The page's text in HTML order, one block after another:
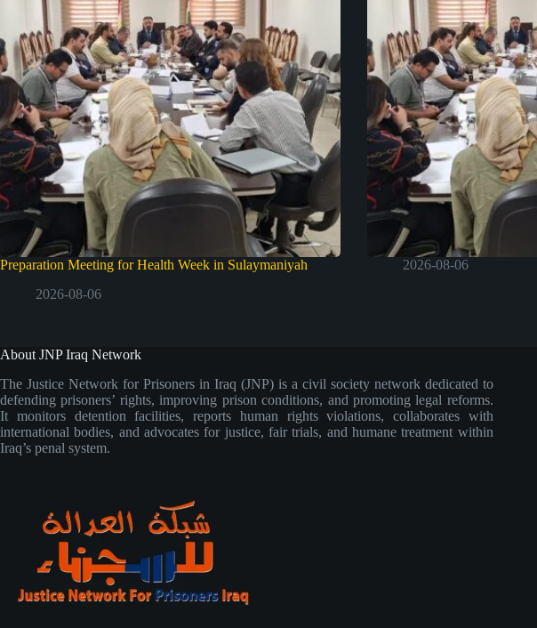
Preparation Meeting for Health Week in Sulaymaniyah
2026-08-06
2026-08-06
About JNP Iraq Network
The Justice Network for Prisoners in Iraq (JNP) is a civil society network dedicated to
defending prisoners’ rights, improving prison conditions, and promoting legal reforms.
It monitors detention facilities, reports human rights violations, collaborates with
international bodies, and advocates for justice, fair trials, and humane treatment within
Iraq’s penal system.